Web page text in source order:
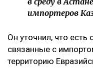
импортеров
Он уточнил, что есть
связанные с
территорию